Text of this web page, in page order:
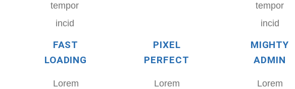
tempor
incid
tempor
incid
FAST
LOADING
Lorem
PIXEL
PERFECT
Lorem
MIGHTY
ADMIN
Lorem